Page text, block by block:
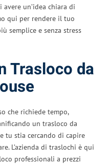
un’idea chiara di
qui per rendere il tuo
semplice e senza stress
Trasloco da
che richiede tempo,
un trasloco da
tu stia cercando di capire
L’azienda di traslochi è qui
professionali a prezzi